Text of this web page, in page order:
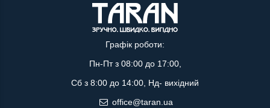
Графік роботи:
Пн-Пт з 08:00 до 17:00,
Сб з 8:00 до 14:00, Нд- вихідний
office@taran.ua